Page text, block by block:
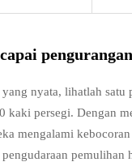
nyata, lihatlah
kaki persegi. Dengan
mengalami